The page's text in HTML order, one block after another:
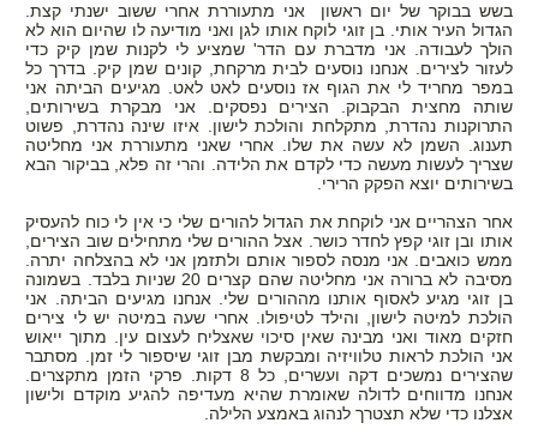
בשש בבוקר של יום ראשון אני מתעוררת אחרי ששוב ישנתי קצת.
הגדול העיר אותי. בן זוגי לוקח אותו לגן ואני מודיעה לו שהיום הוא לא
הולך לעבודה. אני מדברת עם הדר' שמציע לי לקנות שמן קיק כדי
לעזור לצירים. אנחנו נוסעים לבית מרקחת, קונים שמן קיק. בדרך כל
במפר מחריד לי את הגוף אז נוסעים לאט לאט. מגיעים הביתה אני
שותה מחצית הבקבוק. הצירים נפסקים. אני מבקרת בשירותים,
התרוקנות נהדרת, מתקלחת והולכת לישון. איזו שינה נהדרת, פשוט
תענוג. השמן לא עשה את שלו. אחרי שאני מתעוררת אני מחליטה
שצריך לעשות מעשה כדי לקדם את הלידה. והרי זה פלא, בביקור הבא
בשירותים יוצא הפקק הרירי.
אחר הצהריים אני לוקחת את הגדול להורים שלי כי אין לי כוח להעסיק
אותו ובן זוגי קפץ לחדר כושר. אצל ההורים שלי מתחילים שוב הצירים,
ממש כואבים. אני מנסה לספור אותם ולתזמן אני לא בהצלחה יתרה.
מסיבה לא ברורה אני מחליטה שהם קצרים 20 שניות בלבד. בשמונה
בן זוגי מגיע לאסוף אותנו מההורים שלי. אנחנו מגיעים הביתה. אני
הולכת למיטה לישון, והילד לטיפולו. אחרי שעה במיטה יש לי צירים
חזקים מאוד ואני מבינה שאין סיכוי שאצליח לעצום עין. מתוך ייאוש
אני הולכת לראות טלוויזיה ומבקשת מבן זוגי שיספור לי זמן. מסתבר
שהצירים נמשכים דקה ועשרים, כל 8 דקות. פרקי הזמן מתקצרים.
אנחנו מדווחים לדולה שאומרת שהיא מעדיפה להגיע מוקדם ולישון
אצלנו כדי שלא תצטרך לנהוג באמצע הלילה.